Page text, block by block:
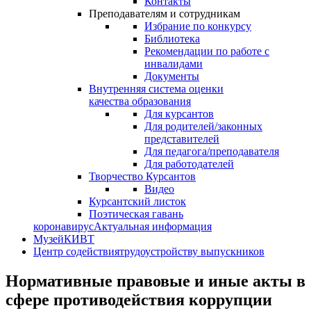
Преподавателям и сотрудникам
Избрание по конкурсу
Библиотека
Рекомендации по работе с
инвалидами
Документы
Внутренняя система оценки
качества образования
Для курсантов
Для родителей/законных
представителей
Для педагога/преподавателя
Для работодателей
Творчество Курсантов
Видео
Курсантский листок
Поэтическая гавань
коронавирусАктуальная информация
МузейКИВТ
Центр содействиятрудоустройству выпускников
Нормативные правовые и иные акты в
сфере противодействия коррупции